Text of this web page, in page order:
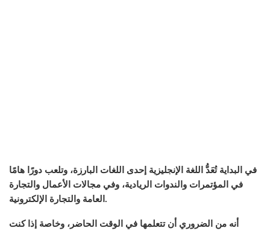
في البداية تُعَدُّ اللغة الإنجليزية إحدى اللغات البارزة، وتلعب دورًا هامًا
في المؤتمرات والندوات الريادية، وفي مجالات الأعمال والتجارة
العامة والتجارة الإلكترونية.
أنه من الضروري أن تتعلمها في الوقت الحاضر، وخاصة إذا كنت